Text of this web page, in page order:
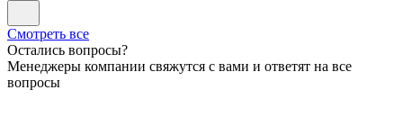
Смотреть все
Остались вопросы?
Менеджеры компании свяжутся с вами и ответят на все
вопросы